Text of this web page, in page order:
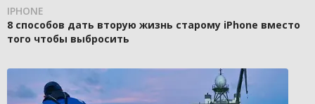
IPHONE
8 способов дать вторую жизнь старому iPhone вместо
того чтобы выбросить